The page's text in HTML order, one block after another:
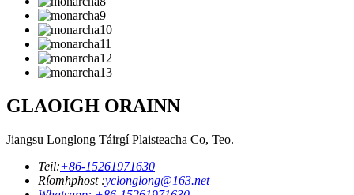
GLAOIGH ORAINN
Jiangsu Longlong Táirgí Plaisteacha Co, Teo.
Teil:+86-15261971630
Ríomhphost :yclonglong@163.net